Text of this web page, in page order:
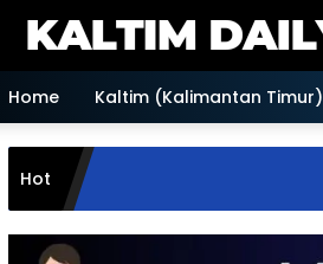
Home Kaltim (Kalimantan Timur)
Hot